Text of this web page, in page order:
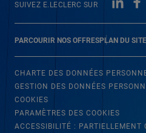
PARCOURIR NOS OFFRESPLAN DU SITE
SUIVEZ E.LECLERC SUR
CHARTE DES DONNÉES
GESTION DES DONNÉES
COOKIES
PARAMÈTRES DES COOKIES
ACCESSIBILITÉ : PARTIELLEMENT